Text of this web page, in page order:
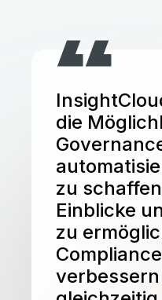
die
zu
Einblicke
zu
verbessern